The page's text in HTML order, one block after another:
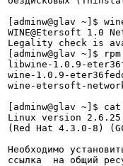
[adminw@glav ~]$
WINE@Etersoft 1.0
Legality check is
[adminw@glav ~]$
libwine-1.0.9-
wine-1.0.9-
wine-etersoft-
[adminw@glav ~]$
Linux version
(Red Hat 4.3.0-8)
Необходимо
ссылка  на общий